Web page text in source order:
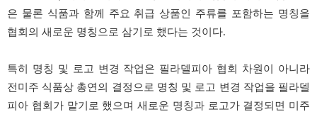
은 물론 식품과 함께 주요 취급 상품인 주류를 포함하는 명칭을
협회의 새로운 명칭으로 삼기로 했다는 것이다.
특히 명칭 및 로고 변경 작업은 필라델피아 협회 차원이 아니라
전미주 식품상 총연의 결정으로 명칭 및 로고 변경 작업을 필라델
피아 협회가 맡기로 했으며 새로운 명칭과 로고가 결정되면 미주